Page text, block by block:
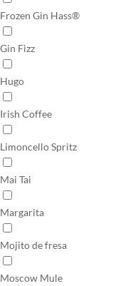
Frozen Gin Hass®
Gin Fizz
Hugo
Irish Coffee
Limoncello Spritz
Mai Tai
Margarita
Mojito de fresa
Moscow Mule